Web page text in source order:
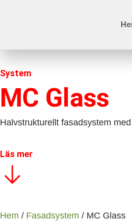
System
MC Glass
Halvstrukturellt fasadsystem
Läs mer
Hem / Fasadsystem / MC Glass